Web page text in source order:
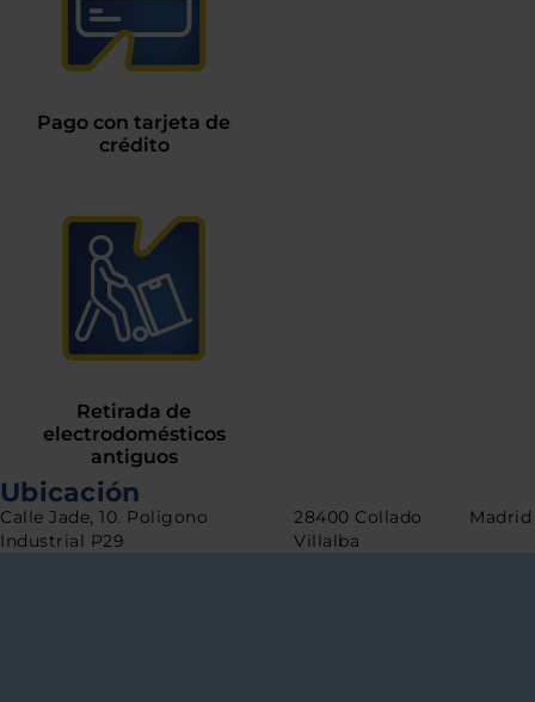
Pago con tarjeta de
crédito
Retirada de
electrodomésticos
antiguos
Ubicación
Calle Jade, 10. Poligono
Industrial P29
28400 Collado
Villalba
Madrid